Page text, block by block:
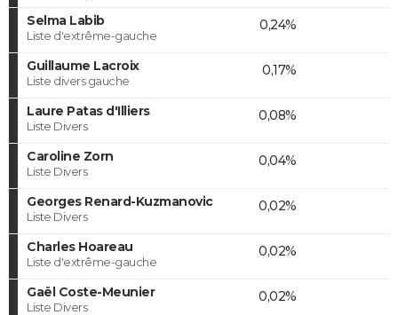
Selma Labib
Liste d'extrême-gauche
0,24%
Guillaume Lacroix
Liste divers gauche
0,17%
Laure Patas d'Illiers
Liste Divers
0,08%
Caroline Zorn
Liste Divers
0,04%
Georges Renard-Kuzmanovic
Liste Divers
0,02%
Charles Hoareau
Liste d'extrême-gauche
0,02%
Gaël Coste-Meunier
Liste Divers
0,02%